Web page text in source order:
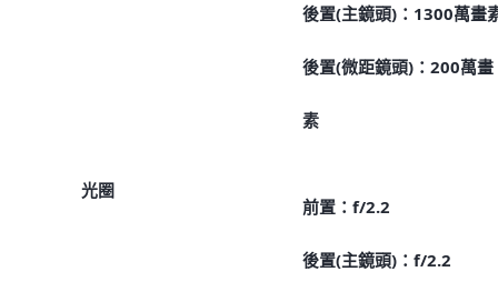
後置(主鏡頭)：1300萬畫
後置(微距鏡頭)：200萬畫
素
光圈
前置：f/2.2
後置(主鏡頭)：f/2.2